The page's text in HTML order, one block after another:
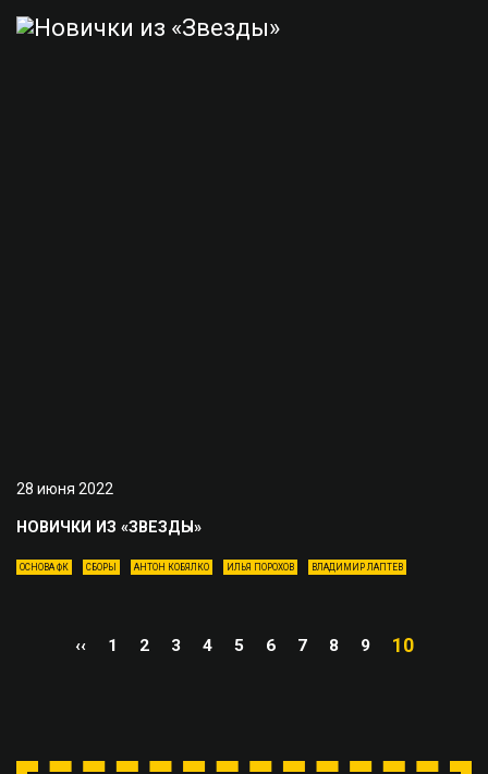
28 июня 2022
НОВИЧКИ ИЗ «ЗВЕЗДЫ»
ОСНОВА ФК СБОРЫ АНТОН КОБЯЛКО ИЛЬЯ ПОРОХОВ ВЛАДИМИР ЛАПТЕВ
‹‹ 1 2 3 4 5 6 7 8 9 10